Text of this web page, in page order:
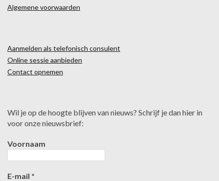
Algemene voorwaarden
Aanmelden als telefonisch consulent
Online sessie aanbieden
Contact opnemen
Wil je op de hoogte blijven van nieuws? Schrijf je dan hier in
voor onze nieuwsbrief:
Voornaam
E-mail *